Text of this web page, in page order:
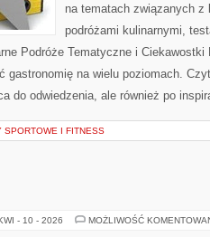
na tematach związanych z
podróżami kulinarnymi,
Podróże Tematyczne i Ciekawostki
gastronomię na wielu poziomach.
do odwiedzenia, ale również po
SPORTOWE I FITNESS
- 10 - 2026 MOŻLIWOŚĆ